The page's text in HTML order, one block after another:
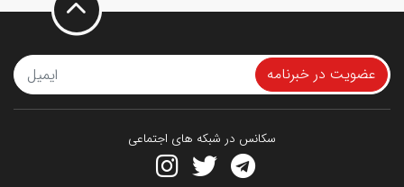
عضویت در خبرنامه
سکانس در شبکه های اجتماعی